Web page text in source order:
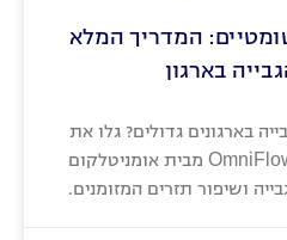
המדריך המלא
בארגון
בארגונים גדולים? גלו את
הכלים המתקדמים של OmniFlow מבית אומניטלקום
ושיפור תזרים המזומנים.